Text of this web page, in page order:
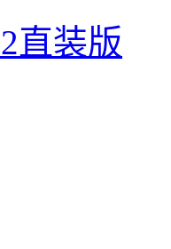
直装版